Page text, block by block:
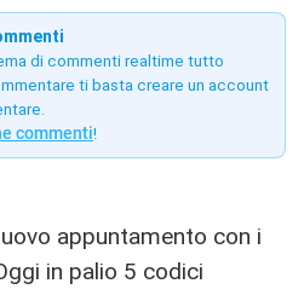
di commenti realtime tutto
ti basta creare un account
commenti!
appuntamento con i
in palio 5 codici